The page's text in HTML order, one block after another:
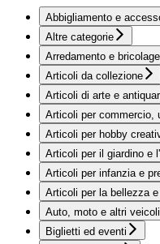
Abbigliamento e
Altre categorie
Arredamento e
Articoli da collezione
Articoli di arte e
Articoli per commercio,
Articoli per hobby
Articoli per il giardino e
Articoli per infanzia e
Articoli per la bellezza
Auto, moto e altri veicoli
Biglietti ed eventi